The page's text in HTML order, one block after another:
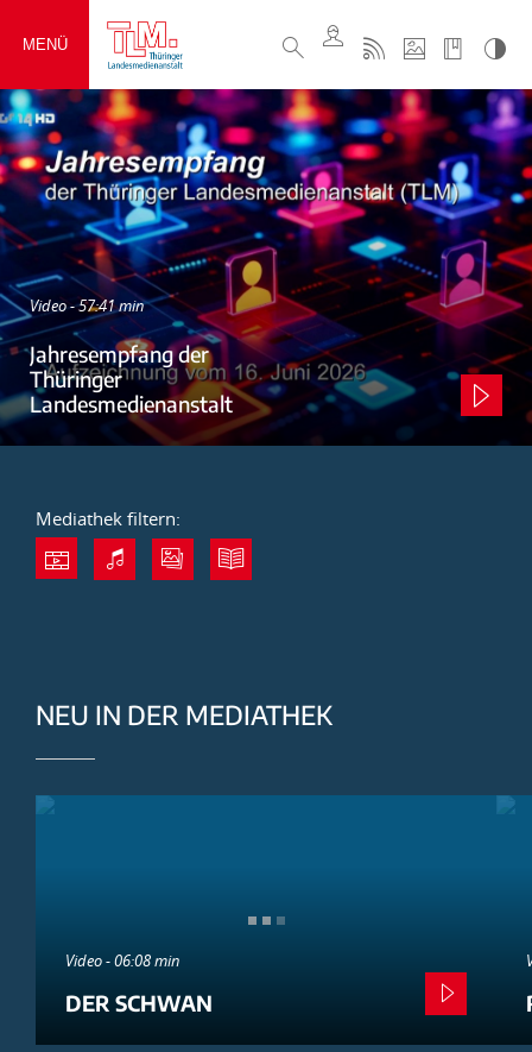
MENÜ
Video - 57:41 min
Jahresempfang der
Thüringer
Landesmedienanstalt
Mediathek filtern:
NEU IN DER MEDIATHEK
Video - 06:08 min
DER SCHWAN